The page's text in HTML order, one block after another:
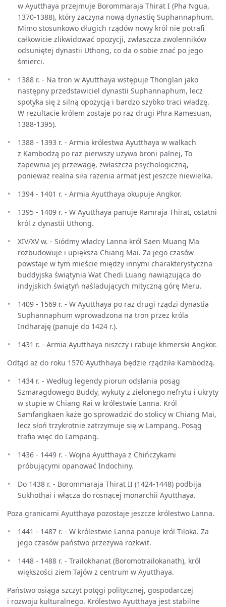
w Ayutthaya przejmuje Borommaraja Thirat I (Pha Ngua,
1370-1388), który zaczyna nową dynastię Suphannaphum.
Mimo stosunkowo długich rządów nowy król nie potrafi
całkowicie zlikwidować opozycji, zwłaszcza zwolenników
odsuniętej dynastii Uthong, co da o sobie znać po jego
śmierci.
1388 r. - Na tron w Ayutthaya wstępuje Thonglan jako
następny przedstawiciel dynastii Suphannaphum, lecz
spotyka się z silną opozycją i bardzo szybko traci władzę.
W rezultacie królem zostaje po raz drugi Phra Ramesuan,
1388-1395).
1388 - 1393 r. - Armia królestwa Ayutthaya w walkach
z Kambodżą po raz pierwszy używa broni palnej, To
zapewnia jej przewagę, zwłaszcza psychologiczną,
ponieważ realna siła rażenia armat jest jeszcze niewielka.
1394 - 1401 r. - Armia Ayutthaya okupuje Angkor.
1395 - 1409 r. - W Ayutthaya panuje Ramraja Thirat, ostatni
król z dynastii Uthong.
XIV/XV w. - Siódmy władcy Lanna król Saen Muang Ma
rozbudowuje i upiększa Chiang Mai. Za jego czasów
powstaje w tym mieście między innymi charakterystyczna
buddyjska świątynia Wat Chedi Luang nawiązująca do
indyjskich świątyń naśladujących mityczną górę Meru.
1409 - 1569 r. - W Ayutthaya po raz drugi rządzi dynastia
Suphannaphum wprowadzona na tron przez króla
Indharaję (panuje do 1424 r.).
1431 r. - Armia Ayutthaya niszczy i rabuje khmerski Angkor.
Odtąd aż do roku 1570 Ayuthhaya będzie rządziła Kambodżą.
1434 r. - Według legendy piorun odsłania posąg
Szmaragdowego Buddy, wykuty z zielonego nefrytu i ukryty
w stupie w Chiang Rai w królestwie Lanna. Król
Samfangkaen każe go sprowadzić do stolicy w Chiang Mai,
lecz słoń trzykrotnie zatrzymuje się w Lampang. Posąg
trafia więc do Lampang.
1436 - 1449 r. - Wojna Ayutthaya z Chińczykami
próbującymi opanować Indochiny.
Do 1438 r. - Borommaraja Thirat II (1424-1448) podbija
Sukhothai i włącza do rosnącej monarchii Ayutthaya.
Poza granicami Ayutthaya pozostaje jeszcze królestwo Lanna.
1441 - 1487 r. - W królestwie Lanna panuje król Tiloka. Za
jego czasów państwo przeżywa rozkwit.
1448 - 1488 r. - Trailokhanat (Boromotrailokanath), król
większości ziem Tajów z centrum w Ayutthaya.
Państwo osiąga szczyt potęgi politycznej, gospodarczej
i rozwoju kulturalnego. Królestwo Ayutthaya jest stabilne